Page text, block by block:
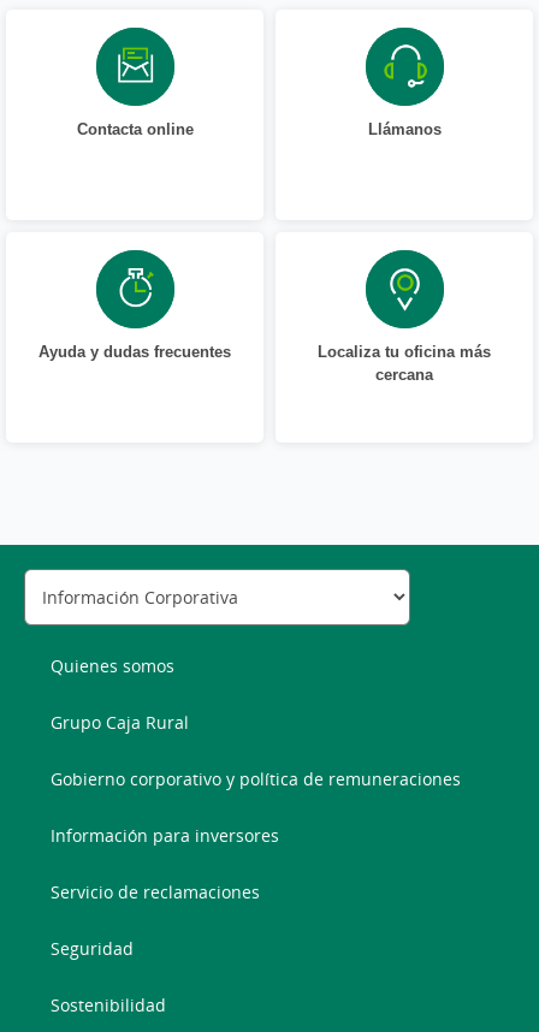
Contacta online Llámanos
Ayuda y dudas frecuentes
Localiza tu oficina más
cercana
Quienes somos
Grupo Caja Rural
Gobierno corporativo y política de remuneraciones
Información para inversores
Servicio de reclamaciones
Seguridad
Sostenibilidad